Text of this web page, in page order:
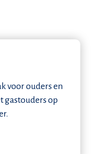
voor ouders en
gastouders op